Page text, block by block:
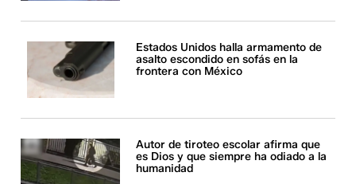
Estados Unidos halla armamento de
asalto escondido en sofás en la
frontera con México
Autor de tiroteo escolar afirma que
es Dios y que siempre ha odiado a la
humanidad